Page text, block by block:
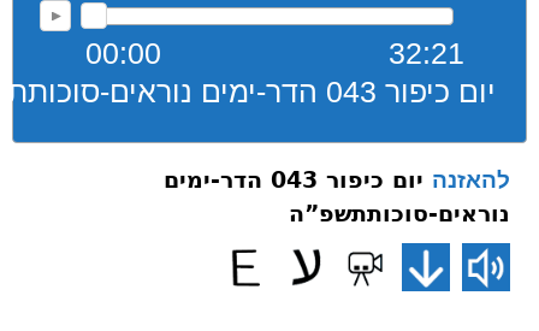
00:00
32:21
יום כיפור 043 הדר-ימים נוראים-סוכותתשפ”ה
להאזנה
יום כיפור 043 הדר-ימים
נוראים-סוכותתשפ”ה